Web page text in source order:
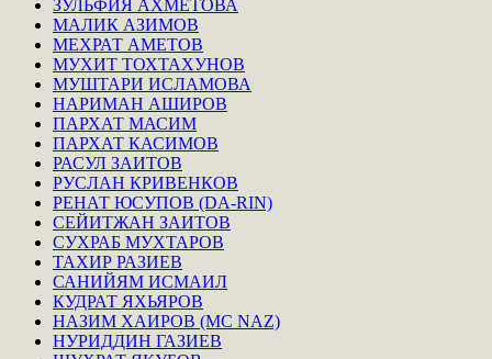
ЗУЛЬФИЯ АХМЕТОВА
МАЛИК АЗИМОВ
МЕХРАТ АМЕТОВ
МУХИТ ТОХТАХУНОВ
МУШТАРИ ИСЛАМОВА
НАРИМАН АШИРОВ
ПАРХАТ МАСИМ
ПАРХАТ КАСИМОВ
РАСУЛ ЗАИТОВ
РУСЛАН КРИВЕНКОВ
РЕНАТ ЮСУПОВ (DA-RIN)
СЕЙИТЖАН ЗАИТОВ
СУХРАБ МУХТАРОВ
ТАХИР РАЗИЕВ
САНИЙЯМ ИСМАИЛ
КУДРАТ ЯХЬЯРОВ
НАЗИМ ХАИРОВ (MC NAZ)
НУРИДДИН ГАЗИЕВ